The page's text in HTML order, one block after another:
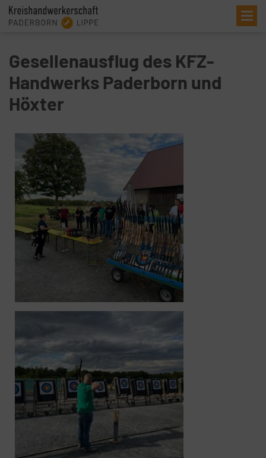
Gesellenausflug des KFZ-
Handwerks Paderborn und
Höxter